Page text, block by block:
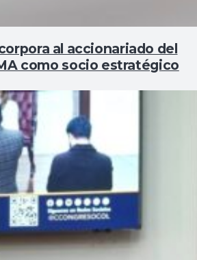
al accionariado del
como socio estratégico